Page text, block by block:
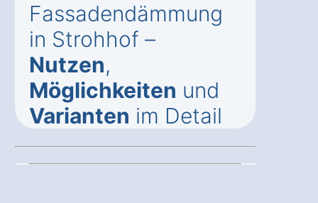
Fassadendämmung
in Strohhof –
Nutzen,
Möglichkeiten und
Varianten im Detail